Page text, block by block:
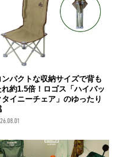
ンパクトな収納サイズで背も
れ約1.5倍！ロゴス「ハイバッ
タイニーチェア」のゆったり